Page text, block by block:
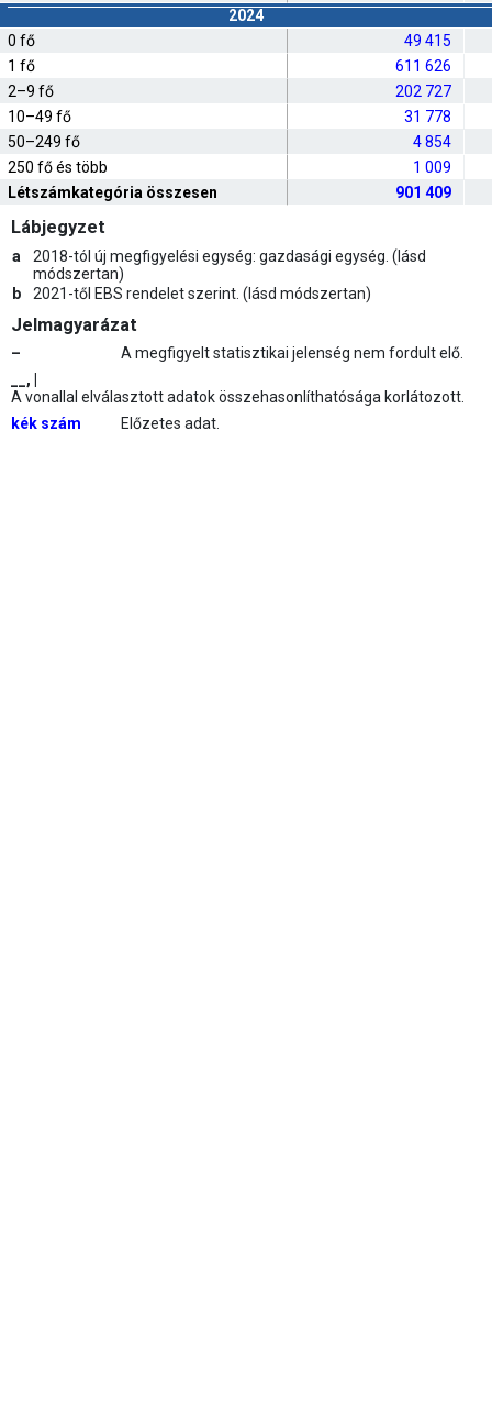
2024
0 fő
49 415
1 fő
611 626
2–9 fő
202 727
10–49 fő
31 778
50–249 fő
4 854
250 fő és több
1 009
Létszámkategória összesen
901 409
Lábjegyzet
a
2018-tól új megfigyelési egység: gazdasági egység. (lásd
módszertan)
b
2021-től EBS rendelet szerint. (lásd módszertan)
Jelmagyarázat
–
A megfigyelt statisztikai jelenség nem fordult elő.
__, |
A vonallal elválasztott adatok összehasonlíthatósága korlátozott.
kék szám
Előzetes adat.